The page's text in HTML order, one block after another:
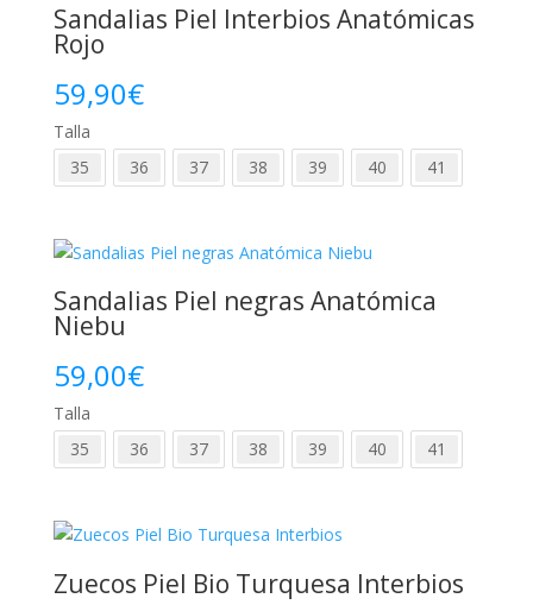
Sandalias Piel Interbios Anatómicas
Rojo
59,90€
Talla
35
36 37 38 39 40 41
Sandalias Piel negras Anatómica
Niebu
59,00€
Talla
35
36 37 38 39 40 41
Zuecos Piel Bio Turquesa Interbios